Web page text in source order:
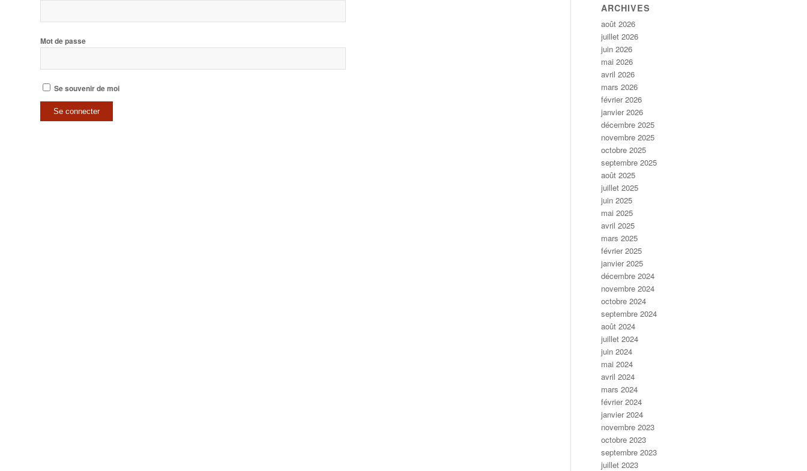
Mot de passe
Se souvenir de moi
ARCHIVES
août 2026
juillet 2026
juin 2026
mai 2026
avril 2026
mars 2026
février 2026
janvier 2026
décembre 2025
novembre 2025
octobre 2025
septembre 2025
août 2025
juillet 2025
juin 2025
mai 2025
avril 2025
mars 2025
février 2025
janvier 2025
décembre 2024
novembre 2024
octobre 2024
septembre 2024
août 2024
juillet 2024
juin 2024
mai 2024
avril 2024
mars 2024
février 2024
janvier 2024
novembre 2023
octobre 2023
septembre 2023
juillet 2023